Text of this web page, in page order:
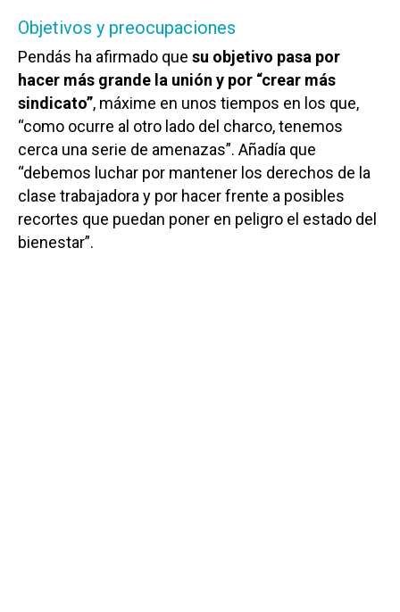
Objetivos y preocupaciones
Pendás ha afirmado que su objetivo pasa por
hacer más grande la unión y por “crear más
sindicato”, máxime en unos tiempos en los que,
“como ocurre al otro lado del charco, tenemos
cerca una serie de amenazas”. Añadía que
“debemos luchar por mantener los derechos de la
clase trabajadora y por hacer frente a posibles
recortes que puedan poner en peligro el estado del
bienestar”.